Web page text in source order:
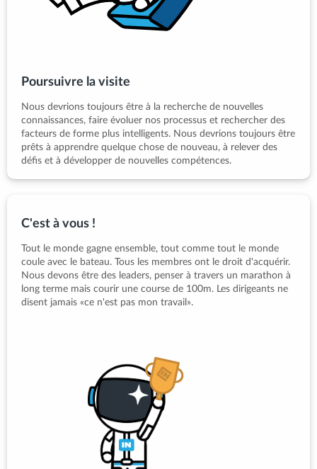
Poursuivre la visite
Nous devrions toujours être à la recherche de nouvelles
connaissances, faire évoluer nos processus et rechercher des
facteurs de forme plus intelligents. Nous devrions toujours être
prêts à apprendre quelque chose de nouveau, à relever des
défis et à développer de nouvelles compétences.
C'est à vous !
Tout le monde gagne ensemble, tout comme tout le monde
coule avec le bateau. Tous les membres ont le droit d'acquérir.
Nous devons être des leaders, penser à travers un marathon à
long terme mais courir une course de 100m. Les dirigeants ne
disent jamais «ce n'est pas mon travail».